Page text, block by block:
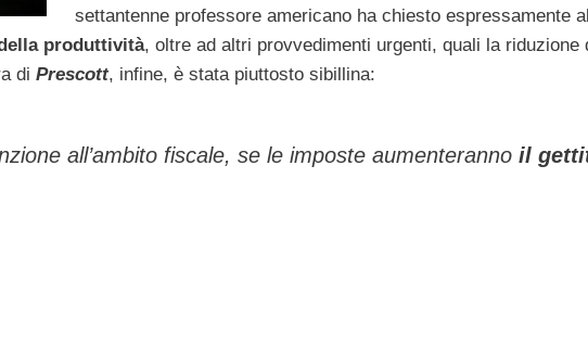
settantenne professore americano ha chiesto espressamente
produttività, oltre ad altri provvedimenti urgenti, quali la riduzione
di Prescott, infine, è stata piuttosto sibillina:
all’ambito fiscale, se le imposte aumenteranno il